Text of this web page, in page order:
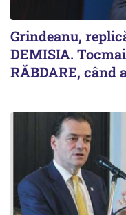
Grindeanu,
DEMISIA.
RĂBDARE, când